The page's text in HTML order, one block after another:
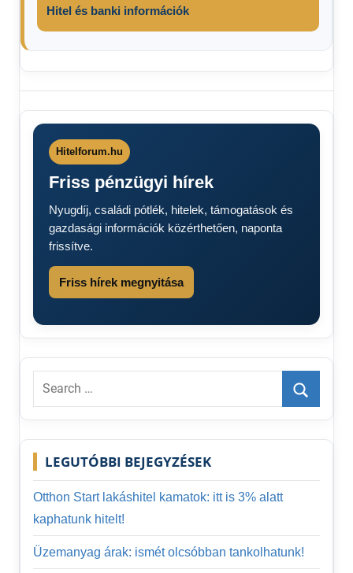
Hitel és banki információk
ára 2025
Műszaki
vizsga
ára 2024-
Műszaki
ára 2025
ára 2025
Hitelforum.hu
Friss pénzügyi hírek
Nyugdíj, családi pótlék, hitelek, támogatások és
gazdasági információk közérthetően, naponta
frissítve.
Friss hírek megnyitása
Search
Search
LEGUTÓBBI BEJEGYZÉSEK
Otthon Start lakáshitel kamatok: itt is 3% alatt
kaphatunk hitelt!
Üzemanyag árak: ismét olcsóbban tankolhatunk!